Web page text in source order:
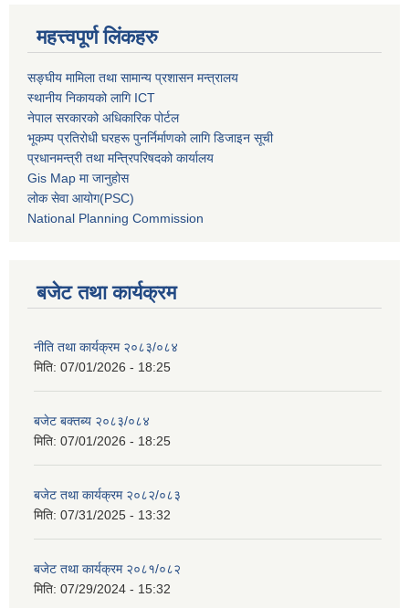
महत्त्वपूर्ण लिंकहरु
सङ्घीय मामिला तथा सामान्य प्रशासन मन्त्रालय
स्थानीय निकायको लागि ICT
नेपाल सरकारको अधिकारिक पोर्टल
भूकम्प प्रतिरोधी घरहरू पुनर्निर्माणको लागि डिजाइन सूची
प्रधानमन्त्री तथा मन्त्रिपरिषदको कार्यालय
Gis Map मा जानुहोस
लोक सेवा आयोग(PSC)
National Planning Commission
बजेट तथा कार्यक्रम
नीति तथा कार्यक्रम २०८३/०८४
मिति: 07/01/2026 - 18:25
बजेट बक्तब्य २०८३/०८४
मिति: 07/01/2026 - 18:25
बजेट तथा कार्यक्रम २०८२/०८३
मिति: 07/31/2025 - 13:32
बजेट तथा कार्यक्रम २०८१/०८२
मिति: 07/29/2024 - 15:32